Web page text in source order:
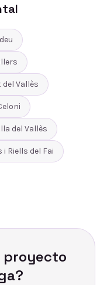
del Vallès
del Vallès
i Riells del Fai
proyecto
?